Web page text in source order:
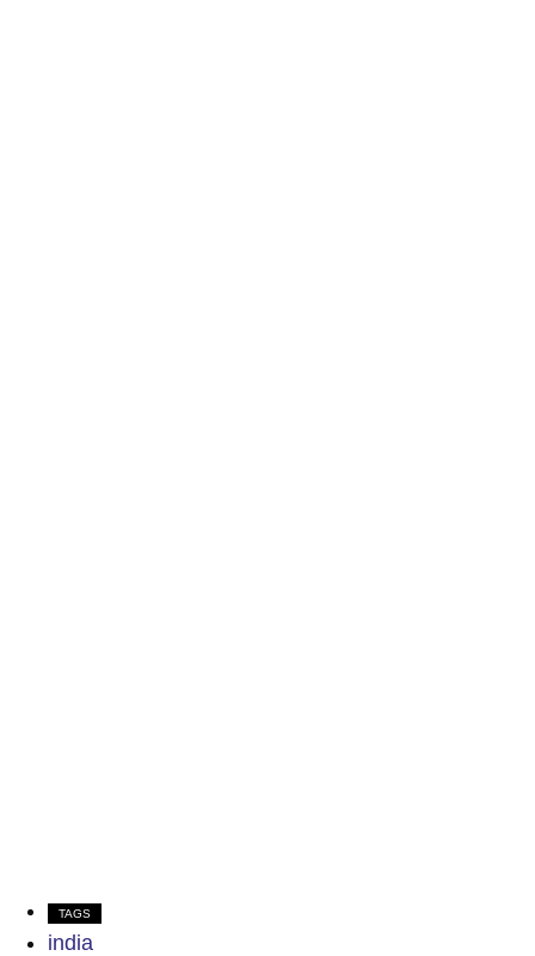
TAGS
india